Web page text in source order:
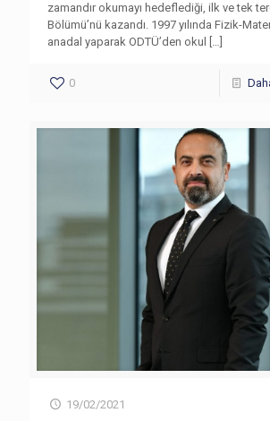
zamandır okumayı hedeflediği, ilk ve tek
Bölümü’nü kazandı. 1997 yılında Fizik-
anadal yaparak ODTÜ’den okul
[…]
0
19/02/2021